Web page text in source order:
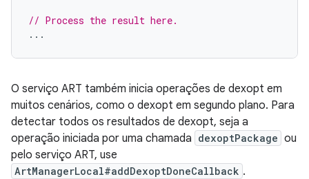
// Process the result here.
...
O serviço ART também inicia operações de dexopt em
muitos cenários, como o dexopt em segundo plano. Para
detectar todos os resultados de dexopt, seja a
operação iniciada por uma chamada dexoptPackage ou
pelo serviço ART, use
ArtManagerLocal#addDexoptDoneCallback .